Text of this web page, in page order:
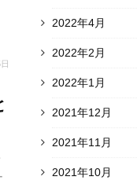
2022年4月
2022年2月
2022年1月
2021年12月
2021年11月
2021年10月